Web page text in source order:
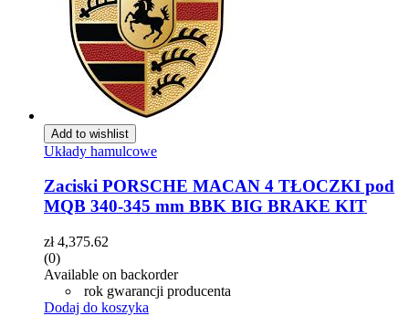
Add to wishlist
Układy hamulcowe
Zaciski PORSCHE MACAN 4 TŁOCZKI pod
MQB 340-345 mm BBK BIG BRAKE KIT
zł4,375.62
(0)
Available on backorder
rok gwarancji producenta
Dodaj do koszyka